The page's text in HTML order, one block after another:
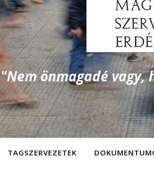
"Nem önmagadé vagy,
TAGSZERVEZETEK